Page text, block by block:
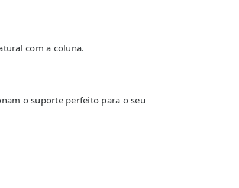
com a coluna.
o suporte perfeito para o seu